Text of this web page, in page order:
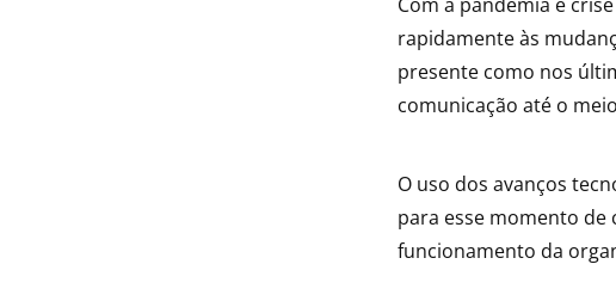
rapidamente às
presente como nos
comunicação até o
O uso dos avanços
para esse momento
funcionamento da